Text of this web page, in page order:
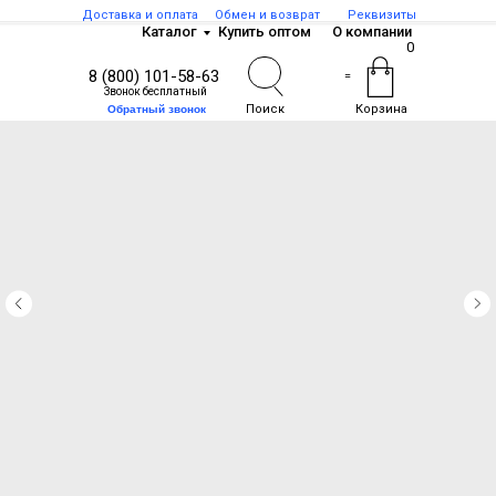
8 (800) 101-58-63
Звонок бесплатный
Каталог Купить оптом О компании
Доставка и оплата Обмен и возврат Реквизиты
0
=
Обратный звонок Поиск Корзина